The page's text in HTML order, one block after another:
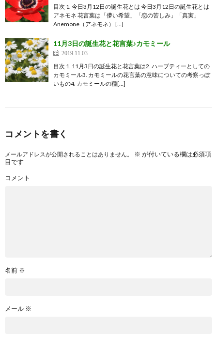
目次 1. 今日3月12日の誕生花とは 今日3月12日の誕生花とは
アネモネ 花言葉は「儚い希望」「恋の苦しみ」「真実」
Anemone（アネモネ） […]
11月3日の誕生花と花言葉♪カモミール
2019.11.03
目次 1. 11月3日の誕生花と花言葉は2. ハーブティーとしての
カモミール3. カモミールの花言葉の意味についての考察っぽ
いもの4. カモミールの種[…]
コメントを書く
メールアドレスが公開されることはありません。 ※ が付いている欄は必須項
目です
コメント
名前 ※
メール ※